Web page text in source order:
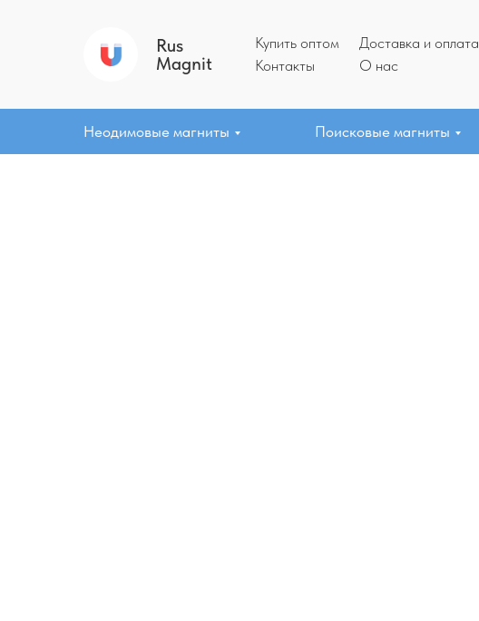
Поисковые магниты
Неодимовые магниты
Купить оптом
Rus
Magnit
Доставка и оплата
О нас
Контакты